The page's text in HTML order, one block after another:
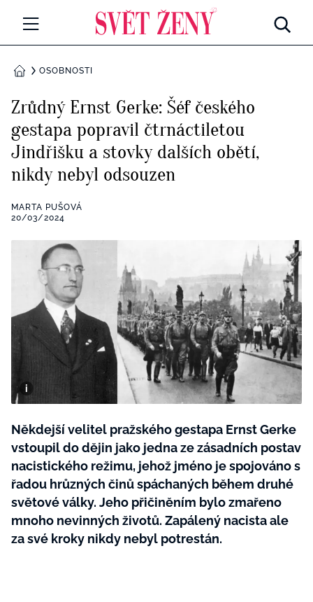
Všechny kategorie
Rozhovory
RETROHUBKY
PSYCHOLOGIE
Seberozvoj
ZDRAVÍ
Životní styl
ZÁBAVA
Všechny kategorie
Testy a kvízy
BYDLENÍ
Všechny kategorie
Tvoření
Rady a tipy
BurdaMedia
Extra
SVĚT ŽENY - 599 KČ
ROČNÍ PŘEDPLATNÉ SVĚT ŽENY +
SADA PRODUKTŮ MANA (10 ks)
DOMŮOSOBNOSTI
Zrůdný Ernst Gerke: Šéf českého
gestapa popravil čtrnáctiletou
Jindřišku a stovky dalších obětí,
nikdy nebyl odsouzen
MARTA PUŠOVÁ
20/03/2024
Někdejší velitel pražského gestapa Ernst Gerke
vstoupil do dějin jako jedna ze zásadních postav
nacistického režimu, jehož jméno je spojováno s
řadou hrůzných činů spáchaných během druhé
světové války. Jeho přičiněním bylo zmařeno
mnoho nevinných životů. Zapálený nacista ale
za své kroky nikdy nebyl potrestán.